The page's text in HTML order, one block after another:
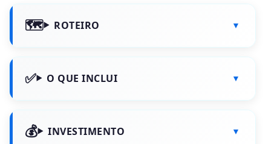
ROTEIRO
O QUE INCLUI
INVESTIMENTO